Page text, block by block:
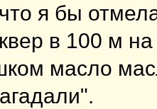
я бы
в 100 м на
масло